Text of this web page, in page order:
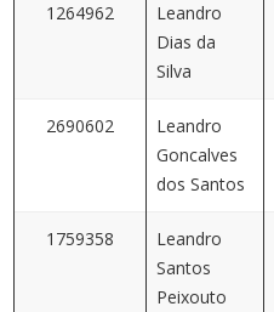
1264962
Leandro
Dias da
Silva
2690602
Leandro
Goncalves
dos Santos
1759358
Leandro
Santos
Peixouto